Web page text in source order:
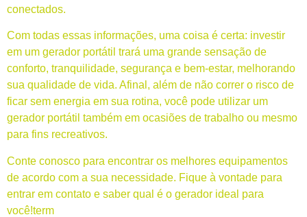
conectados.
Com todas essas informações, uma coisa é certa: investir
em um gerador portátil trará uma grande sensação de
conforto, tranquilidade, segurança e bem-estar, melhorando
sua qualidade de vida. Afinal, além de não correr o risco de
ficar sem energia em sua rotina, você pode utilizar um
gerador portátil também em ocasiões de trabalho ou mesmo
para fins recreativos.
Conte conosco para encontrar os melhores equipamentos
de acordo com a sua necessidade. Fique à vontade para
entrar em contato e saber qual é o gerador ideal para
você!term